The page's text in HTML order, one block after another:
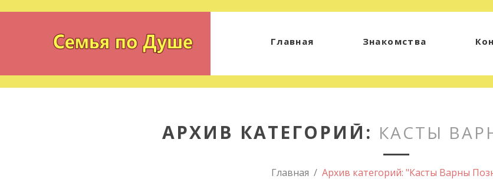
Главная Знакомства
АРХИВ КАТЕГОРИЙ: КАСТЫ
Главная Архив категорий: "Касты Варны